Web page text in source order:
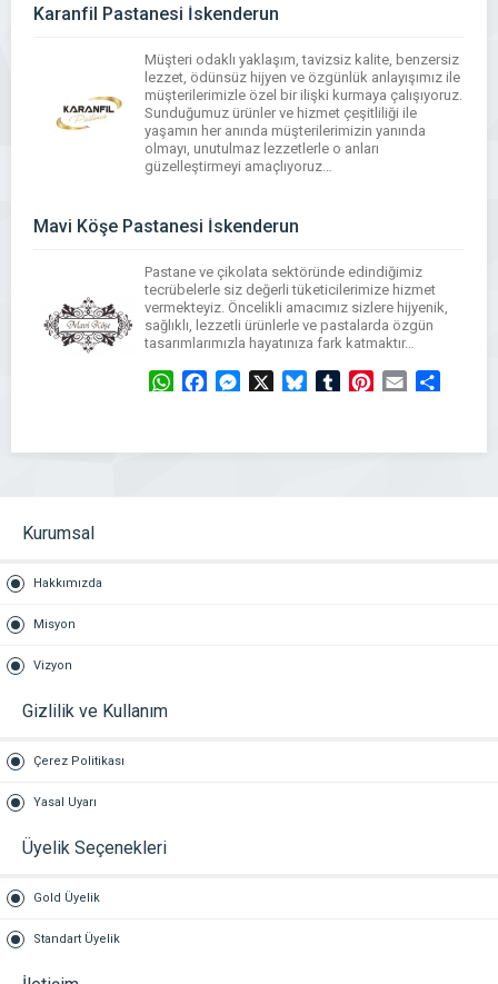
Karanfil Pastanesi İskenderun
Müşteri odaklı yaklaşım, tavizsiz kalite, benzersiz
lezzet, ödünsüz hijyen ve özgünlük anlayışımız ile
müşterilerimizle özel bir ilişki kurmaya çalışıyoruz.
Sunduğumuz ürünler ve hizmet çeşitliliği ile
yaşamın her anında müşterilerimizin yanında
olmayı, unutulmaz lezzetlerle o anları
güzelleştirmeyi amaçlıyoruz…
Mavi Köşe Pastanesi İskenderun
Pastane ve çikolata sektöründe edindiğimiz
tecrübelerle siz değerli tüketicilerimize hizmet
vermekteyiz. Öncelikli amacımız sizlere hijyenik,
sağlıklı, lezzetli ürünlerle ve pastalarda özgün
tasarımlarımızla hayatınıza fark katmaktır…
WhatsAppFacebookMessengerBlueskyTumblrPinterest
Email
Kurumsal
Hakkımızda
Misyon
Vizyon
Gizlilik ve Kullanım
Çerez Politikası
Yasal Uyarı
Üyelik Seçenekleri
Gold Üyelik
Standart Üyelik